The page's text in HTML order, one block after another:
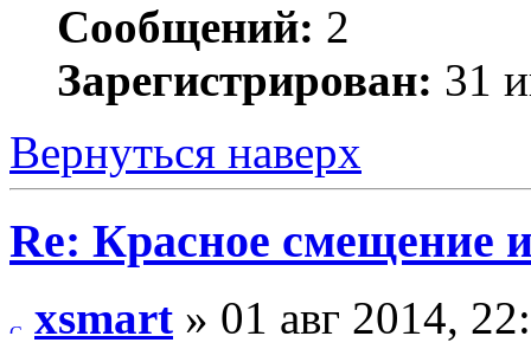
Сообщений: 2
Зарегистрирован: 31
Вернуться наверх
Re: Красное смещение
xsmart » 01 авг 2014,